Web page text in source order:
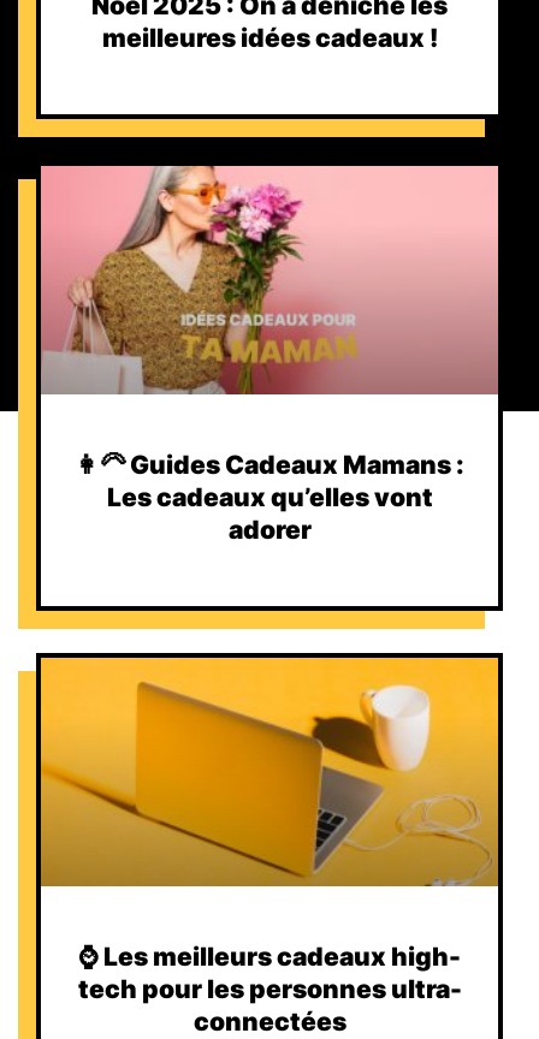
meilleures idées cadeaux !
👩‍🦳 Guides Cadeaux Mamans :
Les cadeaux qu’elles vont
adorer
⌚️ Les meilleurs cadeaux high-
tech pour les personnes ultra-
connectées